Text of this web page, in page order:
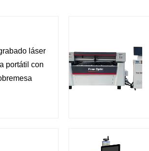
láser
portátil con